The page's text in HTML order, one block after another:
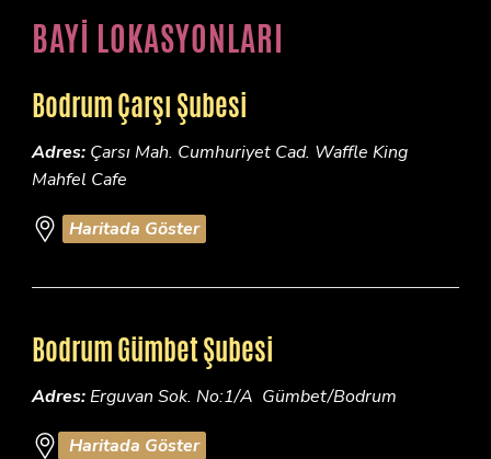
BAYİ LOKASYONLARI
Bodrum Çarşı Şubesi
Adres: Çarsı Mah. Cumhuriyet Cad. Waffle King
Mahfel Cafe
Haritada Göster
Bodrum Gümbet Şubesi
Adres:Erguvan Sok. No:1/A Gümbet/Bodrum
Haritada Göster